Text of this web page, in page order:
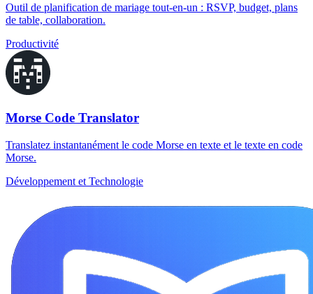
Outil de planification de mariage tout-en-un : RSVP, budget, plans
de table, collaboration.
Productivité
Morse Code Translator
Translatez instantanément le code Morse en texte et le texte en code
Morse.
Développement et Technologie